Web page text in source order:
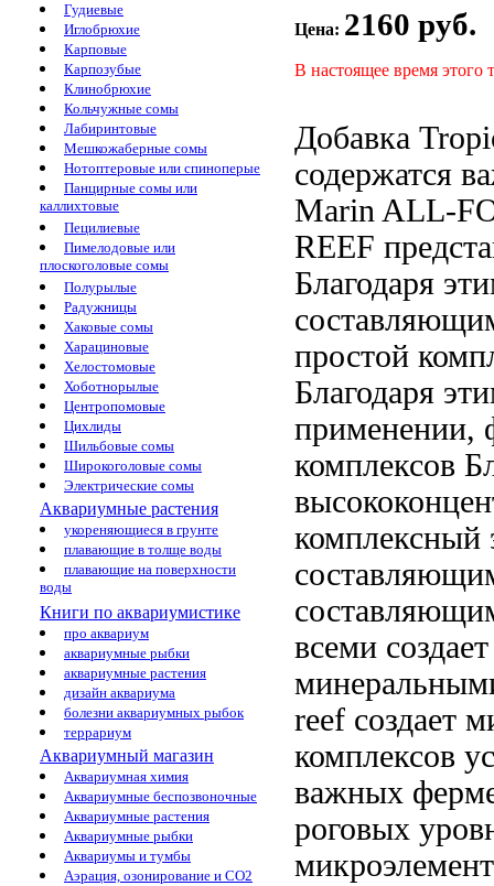
Гудиевые
Иглобрюхие
Карповые
Карпозубые
Клинобрюхие
Кольчужные сомы
Лабиринтовые
Мешкожаберные сомы
Нотоптеровые или спиноперые
Панцирные сомы или
каллихтовые
Пецилиевые
Пимелодовые или
плоскоголовые сомы
Полурылые
Радужницы
Хаковые сомы
Харациновые
Хелостомовые
Хоботнорылые
Центропомовые
Цихлиды
Шильбовые сомы
Широкоголовые сомы
Электрические сомы
Аквариумные растения
укореняющиеся в грунте
плавающие в толще воды
плавающие на поверхности
воды
Книги по аквариумистике
про аквариум
аквариумные рыбки
аквариумные растения
дизайн аквариума
болезни аквариумных рыбок
террариум
Аквариумный магазин
Аквариумная химия
Аквариумные беспозвоночные
Аквариумные растения
Аквариумные рыбки
Аквариумы и тумбы
Аэрация, озонирование и CO2
Цена: 2160 руб.
В настоящее время этого
Добавка
содержатся
Marin ALL-
REEF
Благодаря
простой
Благодаря
применении,
комплексов
комплексный
всеми
reef создает
комплексов
важных
роговых